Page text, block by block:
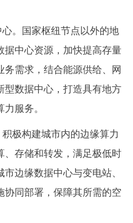
。国家枢纽节点以外的地
据中心资源，加快提高存量
需求，结合能源供给、网
型数据中心，打造具有地方
服务。
极构建城市内的边缘算力
、存储和转发，满足极低时
边缘数据中心与变电站、
协同部署，保障其所需的空